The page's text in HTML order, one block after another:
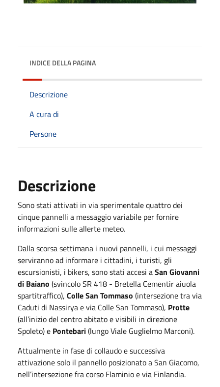
INDICE DELLA PAGINA
Descrizione
A cura di
Persone
Descrizione
Sono stati attivati in via sperimentale quattro dei
cinque pannelli a messaggio variabile per fornire
informazioni sulle allerte meteo.
Dalla scorsa settimana i nuovi pannelli, i cui messaggi
serviranno ad informare i cittadini, i turisti, gli
escursionisti, i bikers, sono stati accesi aSan Giovanni
di Baiano (svincolo SR 418 - Bretella Cementir aiuola
spartitraffico), Colle San Tommaso (intersezione tra via
Caduti di Nassirya e via Colle San Tommaso), Protte
(all’inizio del centro abitato e visibili in direzione
Spoleto) e Pontebari(lungo Viale Guglielmo Marconi).
Attualmente in fase di collaudo e successiva
attivazione solo il pannello posizionato a San Giacomo,
nell’intersezione fra corso Flaminio e via Finlandia.